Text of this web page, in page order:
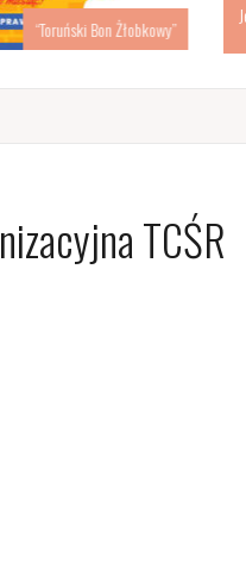
Jednorazowe świadczenie
się dziecka z ustawy
TCŚR